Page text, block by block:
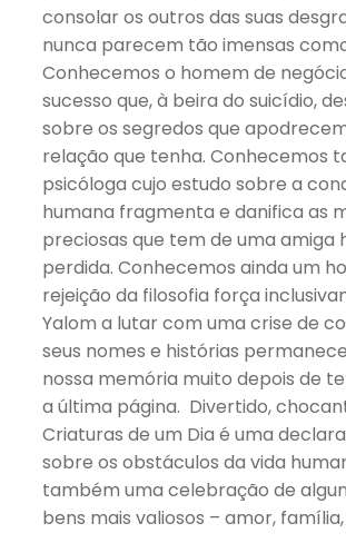
consolar os outros das suas
nunca parecem tão imensas
Conhecemos o homem de
sucesso que, à beira do suicídio,
sobre os segredos que
relação que tenha. Conhecemos
psicóloga cujo estudo sobre a
humana fragmenta e danifica as
preciosas que tem de uma amiga
perdida. Conhecemos ainda um
rejeição da filosofia força
Yalom a lutar com uma crise de
seus nomes e histórias
nossa memória muito depois de
a última página. Divertido,
Criaturas de um Dia é uma
sobre os obstáculos da vida
também uma celebração de
bens mais valiosos – amor,